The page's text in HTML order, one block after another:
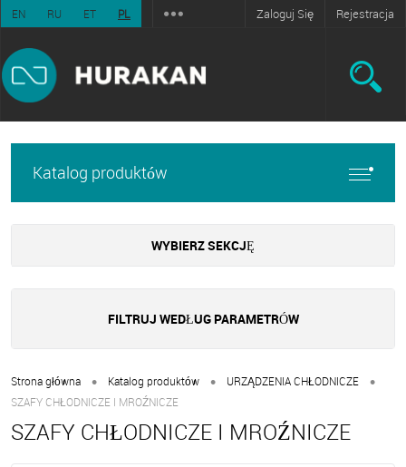
EN RU ET PL Zaloguj Się Rejestracja
Katalog produktów
WYBIERZ SEKCJĘ
FILTRUJ WEDŁUG PARAMETRÓW
Strona główna • Katalog produktów • URZĄDZENIA CHŁODNICZE •
SZAFY CHŁODNICZE I MROŹNICZE
SZAFY CHŁODNICZE I MROŹNICZE